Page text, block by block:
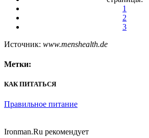
1
2
3
Источник: www.menshealth.de
Метки:
КАК ПИТАТЬСЯ
Правильное питание
Ironman.Ru рекомендует